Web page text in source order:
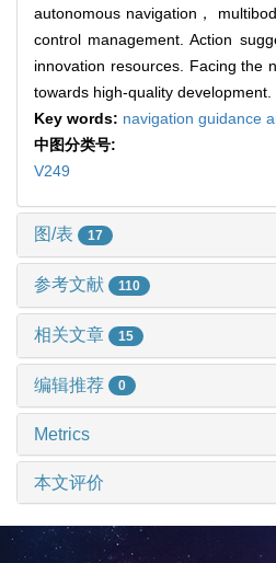
autonomous navigation，
control management. Action
innovation resources. Facing the
towards high-quality development.
Key words: navigation guidance
中图分类号:
V249
图/表 17
参考文献 110
相关文章 15
编辑推荐 0
Metrics
本文评价